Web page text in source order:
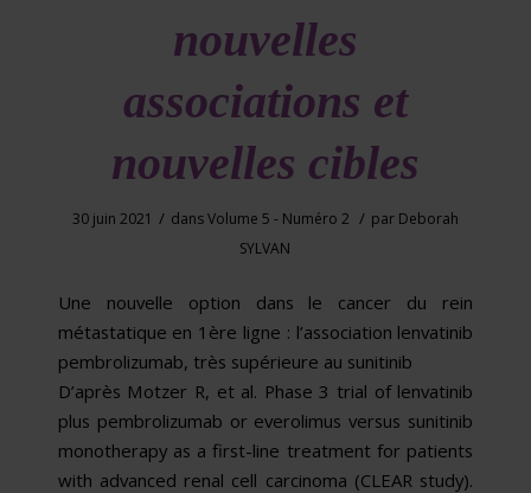
nouvelles
associations et
nouvelles cibles
30 juin 2021 / dansVolume 5 - Numéro 2 / par Deborah
SYLVAN
Une nouvelle option dans le cancer du rein
métastatique en 1ère ligne : l’association lenvatinib
pembrolizumab, très supérieure au sunitinib
D’après Motzer R, et al. Phase 3 trial of lenvatinib
plus pembrolizumab or everolimus versus sunitinib
monotherapy as a first-line treatment for patients
with advanced renal cell carcinoma (CLEAR study).